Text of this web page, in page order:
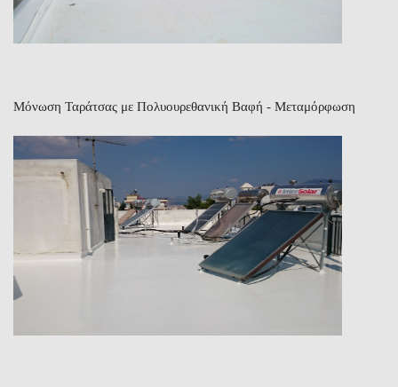
Μόνωση Ταράτσας με Πολυουρεθανική Βαφή - Μεταμόρφωση